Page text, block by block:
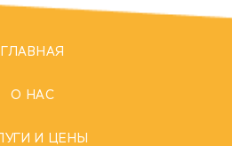
ГЛАВНАЯ
О НАС
И ЦЕНЫ